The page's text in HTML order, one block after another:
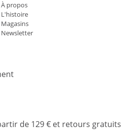
À propos
L'histoire
Magasins
Newsletter
de 129 € et retours gratuits